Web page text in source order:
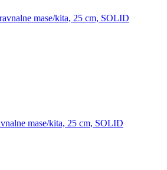
mase/kita, 25 cm, SOLID
mase/kita, 25 cm, SOLID